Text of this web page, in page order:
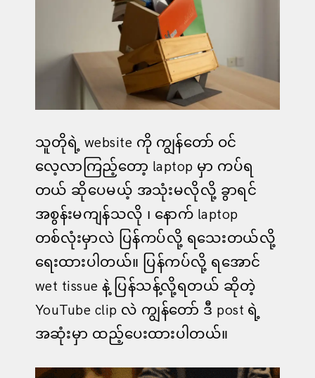
သူတိုရဲ့ website ကို ကျွန်တော် ဝင်
လေ့လာကြည့်တော့ laptop မှာ ကပ်ရ
တယ် ဆိုပေမယ့် အသုံးမလိုလို့ ခွာရင်
အစွန်းမကျန်သလို ၊ နောက် laptop
တစ်လုံးမှာလဲ ပြန်ကပ်လို့ ရသေးတယ်လို့
ရေးထားပါတယ်။ ပြန်ကပ်လို့ ရအောင်
wet tissue နဲ့ ပြန်သန့်လို့ရတယ် ဆိုတဲ့
YouTube clip လဲ ကျွန်တော် ဒီ post ရဲ့
အဆုံးမှာ ထည့်ပေးထားပါတယ်။